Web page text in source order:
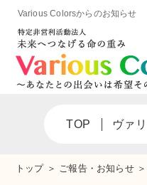
Various Colorsからのお知らせ
TOP ヴァ
トップ ＞ ご報告・お知らせ ＞